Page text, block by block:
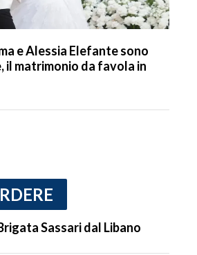
e Alessia Elefante sono
il matrimonio da favola in
Sassari dal Libano